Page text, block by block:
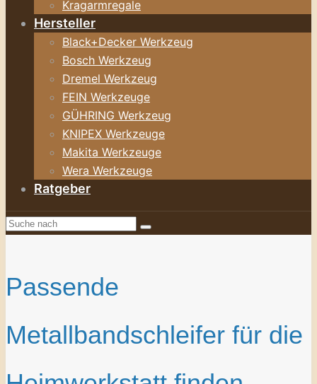
Kragarmregale
Hersteller
Black+Decker Werkzeug
Bosch Werkzeug
Dremel Werkzeug
FEIN Werkzeuge
GÜHRING Werkzeug
KNIPEX Werkzeuge
Makita Werkzeuge
Wera Werkzeuge
Ratgeber
Passende
Metallbandschleifer für die